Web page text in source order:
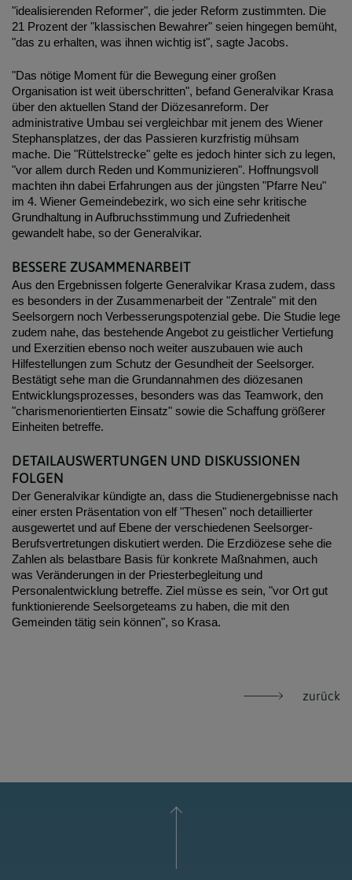
"idealisierenden Reformer", die jeder Reform zustimmten. Die
21 Prozent der "klassischen Bewahrer" seien hingegen bemüht,
"das zu erhalten, was ihnen wichtig ist", sagte Jacobs.
"Das nötige Moment für die Bewegung einer großen
Organisation ist weit überschritten", befand Generalvikar Krasa
über den aktuellen Stand der Diözesanreform. Der
administrative Umbau sei vergleichbar mit jenem des Wiener
Stephansplatzes, der das Passieren kurzfristig mühsam
mache. Die "Rüttelstrecke" gelte es jedoch hinter sich zu legen,
"vor allem durch Reden und Kommunizieren". Hoffnungsvoll
machten ihn dabei Erfahrungen aus der jüngsten "Pfarre Neu"
im 4. Wiener Gemeindebezirk, wo sich eine sehr kritische
Grundhaltung in Aufbruchsstimmung und Zufriedenheit
gewandelt habe, so der Generalvikar.
BESSERE ZUSAMMENARBEIT
Aus den Ergebnissen folgerte Generalvikar Krasa zudem, dass
es besonders in der Zusammenarbeit der "Zentrale" mit den
Seelsorgern noch Verbesserungspotenzial gebe. Die Studie lege
zudem nahe, das bestehende Angebot zu geistlicher Vertiefung
und Exerzitien ebenso noch weiter auszubauen wie auch
Hilfestellungen zum Schutz der Gesundheit der Seelsorger.
Bestätigt sehe man die Grundannahmen des diözesanen
Entwicklungsprozesses, besonders was das Teamwork, den
"charismenorientierten Einsatz" sowie die Schaffung größerer
Einheiten betreffe.
DETAILAUSWERTUNGEN UND DISKUSSIONEN
FOLGEN
Der Generalvikar kündigte an, dass die Studienergebnisse nach
einer ersten Präsentation von elf "Thesen" noch detaillierter
ausgewertet und auf Ebene der verschiedenen Seelsorger-
Berufsvertretungen diskutiert werden. Die Erzdiözese sehe die
Zahlen als belastbare Basis für konkrete Maßnahmen, auch
was Veränderungen in der Priesterbegleitung und
Personalentwicklung betreffe. Ziel müsse es sein, "vor Ort gut
funktionierende Seelsorgeteams zu haben, die mit den
Gemeinden tätig sein können", so Krasa.
zurück